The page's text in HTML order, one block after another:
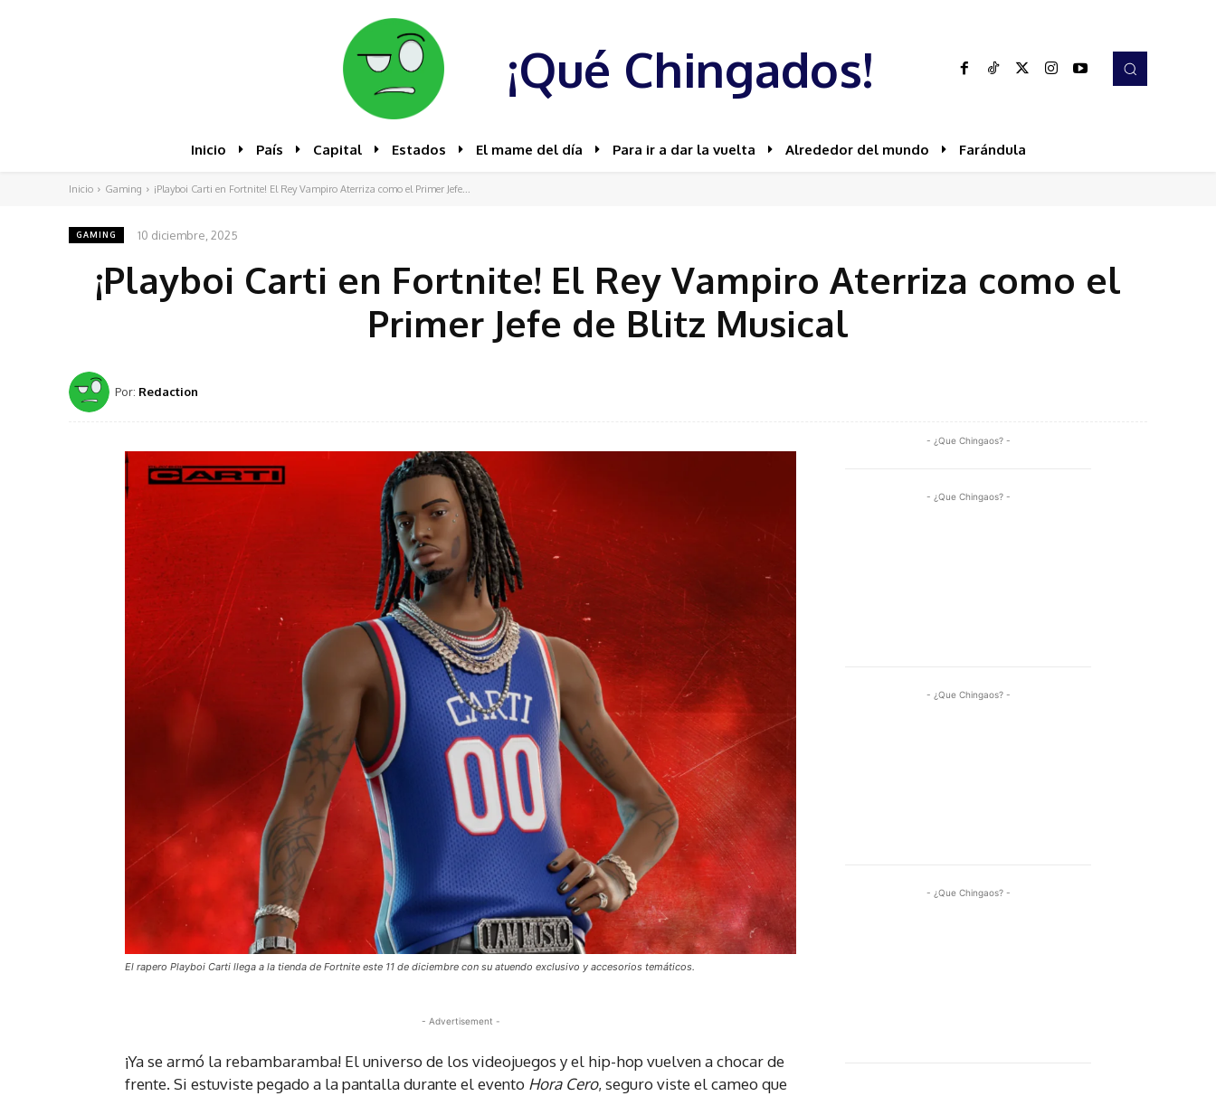
¡Qué Chingados!
Inicio País Capital Estados El mame del día Para ir a dar la vuelta Alrededor del mundo Farándula
Inicio Gaming ¡Playboi Carti en Fortnite! El Rey Vampiro Aterriza como el Primer Jefe...
GAMING 10 diciembre, 2025
¡Playboi Carti en Fortnite! El Rey Vampiro Aterriza como el
Primer Jefe de Blitz Musical
Por: Redaction
El rapero Playboi Carti llega a la tienda de Fortnite este 11 de diciembre con su atuendo exclusivo y accesorios temáticos.
- Advertisement -
¡Ya se armó la rebambaramba! El universo de los videojuegos y el hip-hop vuelven a chocar de
frente. Si estuviste pegado a la pantalla durante el evento Hora Cero, seguro viste el cameo que
- ¿Que Chingaos? -
- ¿Que Chingaos? -
- ¿Que Chingaos? -
- ¿Que Chingaos? -